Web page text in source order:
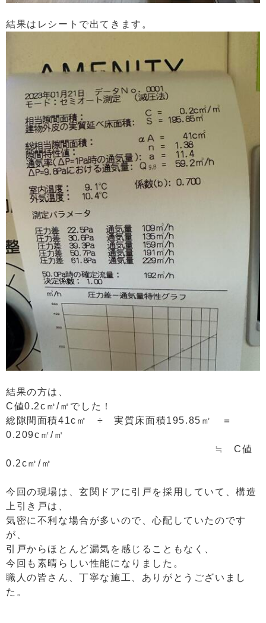
結果はレシートで出てきます。
結果の方は、
C値0.2c㎡/㎡でした！
総隙間面積41c㎡ ÷ 実質床面積195.85㎡ ＝
0.209c㎡/㎡
≒ C値
0.2c㎡/㎡
今回の現場は、玄関ドアに引戸を採用していて、構造
上引き戸は、
気密に不利な場合が多いので、心配していたのです
が、
引戸からほとんど漏気を感じることもなく、
今回も素晴らしい性能になりました。
職人の皆さん、丁寧な施工、ありがとうございまし
た。